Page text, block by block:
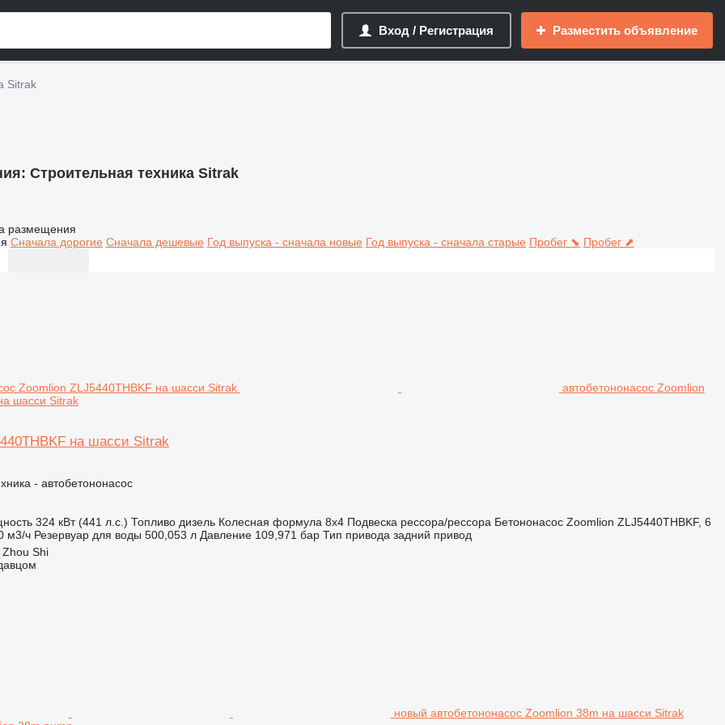
Вход / Регистрация Разместить объявление
Sitrak
Строительная техника Sitrak
размещения
Сначала дорогие Сначала дешевые Год выпуска - сначала новые Год выпуска - сначала старые Пробег ⬊ Пробег ⬈
автобетононасос Zoomlion
шасси Sitrak
на шасси Sitrak
- автобетононасос
324 кВт (441 л.с.) Топливо дизель Колесная формула 8x4 Подвеска рессора/рессора Бетононасос Zoomlion ZLJ5440THBKF, 6
м3/ч Резервуар для воды 500,053 л Давление 109,971 бар Тип привода задний привод
Shi
новый автобетононасос Zoomlion 38m на шасси Sitrak